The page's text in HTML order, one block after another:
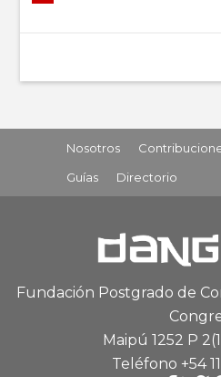
Nosotros
Guías
Directorio
Fundación Postgrado de
Maipú 1252 P 2
Teléfono +54